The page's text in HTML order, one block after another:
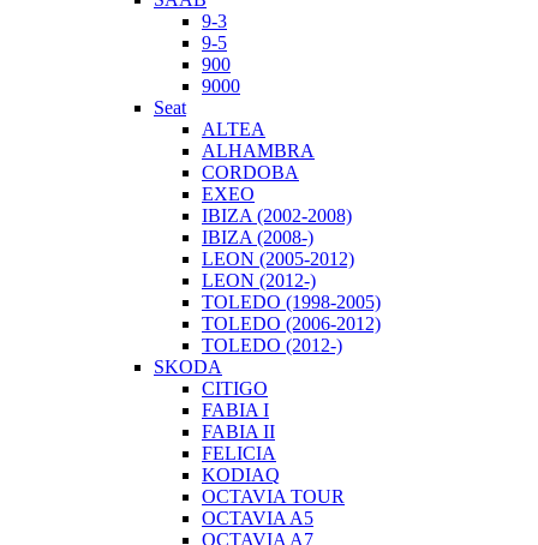
9-3
9-5
900
9000
Seat
ALTEA
ALHAMBRA
CORDOBA
EXEO
IBIZA (2002-2008)
IBIZA (2008-)
LEON (2005-2012)
LEON (2012-)
TOLEDO (1998-2005)
TOLEDO (2006-2012)
TOLEDO (2012-)
SKODA
CITIGO
FABIA I
FABIA II
FELICIA
KODIAQ
OCTAVIA TOUR
OCTAVIA A5
OCTAVIA A7